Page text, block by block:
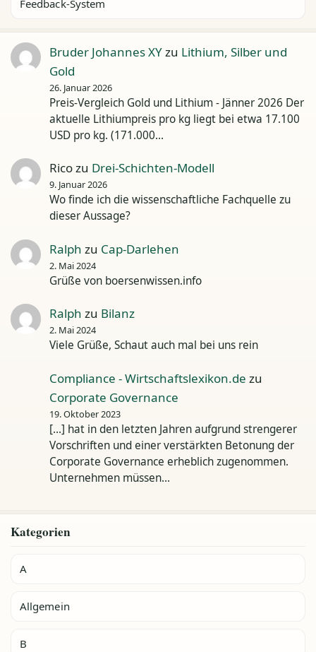
Feedback-System
Bruder Johannes XYzu Lithium, Silber und
Gold
26. Januar 2026
Preis-Vergleich Gold und Lithium - Jänner 2026 Der
aktuelle Lithiumpreis pro kg liegt bei etwa 17.100
USD pro kg. (171.000…
Ricozu Drei-Schichten-Modell
9. Januar 2026
Wo finde ich die wissenschaftliche Fachquelle zu
dieser Aussage?
Ralph zu Cap-Darlehen
2. Mai 2024
Grüße von boersenwissen.info
Ralph zu Bilanz
2. Mai 2024
Viele Grüße, Schaut auch mal bei uns rein
Compliance - Wirtschaftslexikon.de zu
Corporate Governance
19. Oktober 2023
[…] hat in den letzten Jahren aufgrund strengerer
Vorschriften und einer verstärkten Betonung der
Corporate Governance erheblich zugenommen.
Unternehmen müssen…
Kategorien
A
Allgemein
B